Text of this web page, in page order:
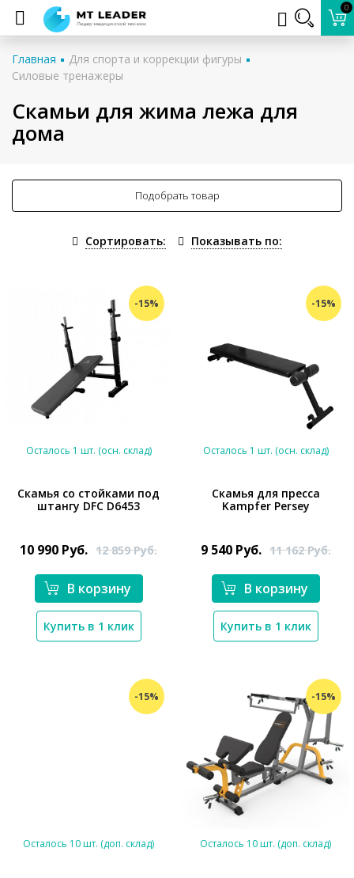
0
Главная
Для спорта и коррекции фигуры
Силовые тренажеры
Скамьи для жима лежа для
дома
Подобрать товар
Сортировать: Показывать по:
-15%
*}
Осталось 1 шт. (осн. склад)
Скамья со стойками под
штангу DFC D6453
10 990 Руб. 12 859Руб.
В корзину
Купить в 1 клик
-15%
Осталось 1 шт. (осн. склад)
Скамья для пресса
Kampfer Persey
9 540 Руб. 11 162Руб.
В корзину
Купить в 1 клик
-15%
Осталось 10 шт. (доп. склад)
-15%
Осталось 10 шт. (доп. склад)